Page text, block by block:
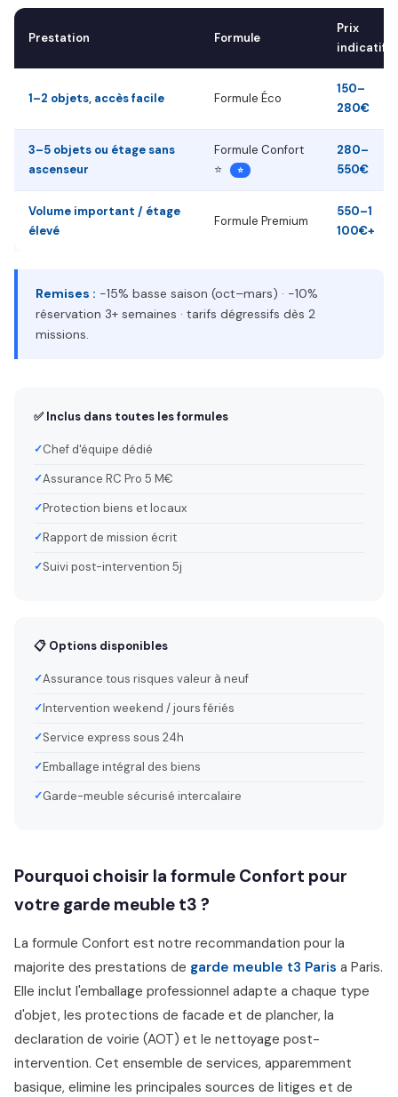
Prestation Formule
Prix
indicatif
1–2 objets, accès facile Formule Éco
150–
280€
3–5 objets ou étage sans
ascenseur
Formule Confort
⭐
⭐
280–
550€
Volume important / étage
élevé
Formule Premium
550–1
100€+
Remises : −15% basse saison (oct–mars) · −10%
réservation 3+ semaines · tarifs dégressifs dès 2
missions.
✅ Inclus dans toutes les formules
Chef d'équipe dédié
Assurance RC Pro 5 M€
Protection biens et locaux
Rapport de mission écrit
Suivi post-intervention 5j
📋 Options disponibles
Assurance tous risques valeur à neuf
Intervention weekend / jours fériés
Service express sous 24h
Emballage intégral des biens
Garde-meuble sécurisé intercalaire
Pourquoi choisir la formule Confort pour
votre garde meuble t3 ?
La formule Confort est notre recommandation pour la
majorite des prestations de garde meuble t3 Paris a Paris.
Elle inclut l'emballage professionnel adapte a chaque type
d'objet, les protections de facade et de plancher, la
declaration de voirie (AOT) et le nettoyage post-
intervention. Cet ensemble de services, apparemment
basique, elimine les principales sources de litiges et de